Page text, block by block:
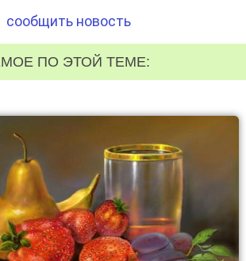
сообщить новость
ПО ЭТОЙ ТЕМЕ: